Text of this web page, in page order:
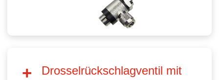
Drosselrückschlagventil mit